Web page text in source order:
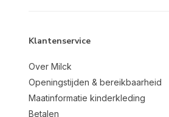
Klantenservice
Over Milck
Openingstijden & bereikbaarheid
Maatinformatie kinderkleding
Betalen